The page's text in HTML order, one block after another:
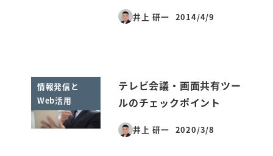
井上 研一
投稿日
2014/4/9
情報発信と
Web活用
テレビ会議・画面共有ツー
ルのチェックポイント
井上 研一
投稿日
2020/3/8